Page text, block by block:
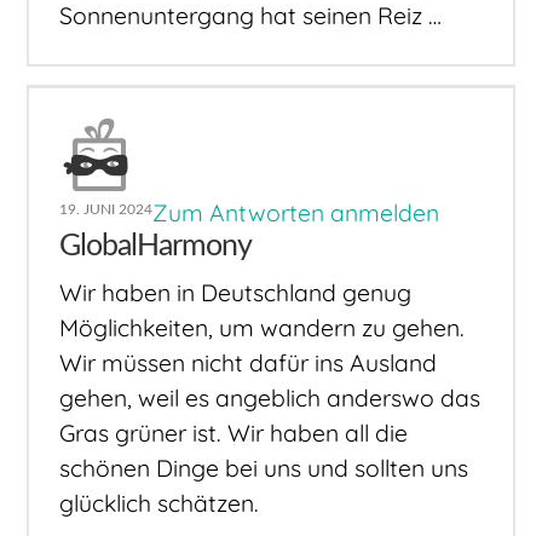
Sonnenuntergang hat seinen Reiz …
19. JUNI 2024Zum Antworten anmelden
GlobalHarmony
Wir haben in Deutschland genug
Möglichkeiten, um wandern zu gehen.
Wir müssen nicht dafür ins Ausland
gehen, weil es angeblich anderswo das
Gras grüner ist. Wir haben all die
schönen Dinge bei uns und sollten uns
glücklich schätzen.